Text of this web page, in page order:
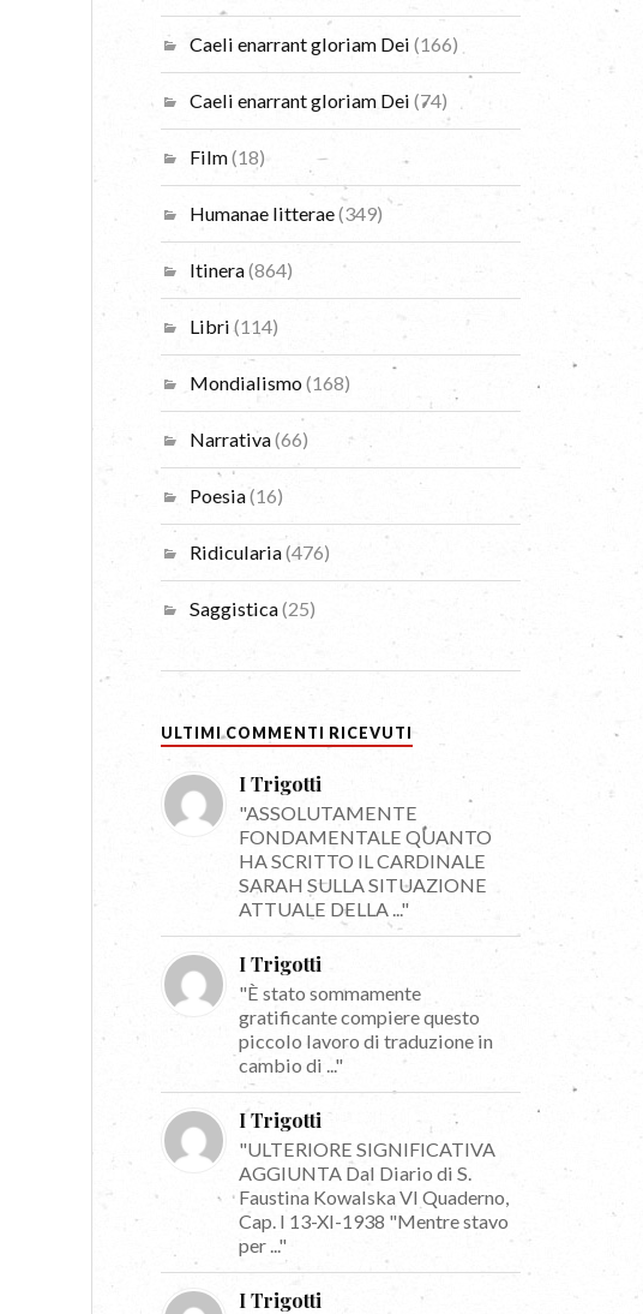
Caeli enarrant gloriam Dei (166)
Caeli enarrant gloriam Dei (74)
Film(18)
Humanae litterae(349)
Itinera(864)
Libri (114)
Mondialismo(168)
Narrativa(66)
Poesia(16)
Ridicularia(476)
Saggistica(25)
ULTIMI COMMENTI RICEVUTI
I Trigotti
"ASSOLUTAMENTE
FONDAMENTALE QUANTO
HA SCRITTO IL CARDINALE
SARAH SULLA SITUAZIONE
ATTUALE DELLA ..."
I Trigotti
"È stato sommamente
gratificante compiere questo
piccolo lavoro di traduzione in
cambio di ..."
I Trigotti
"ULTERIORE SIGNIFICATIVA
AGGIUNTA Dal Diario di S.
Faustina Kowalska VI Quaderno,
Cap. I 13-XI-1938 "Mentre stavo
per ..."
I Trigotti